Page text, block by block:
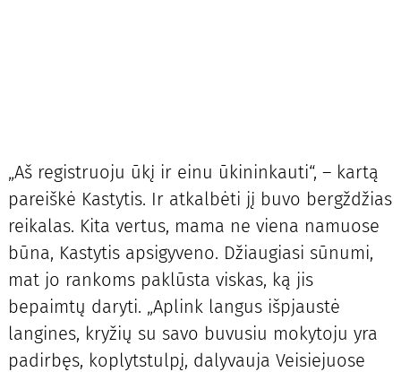
„Aš registruoju ūkį ir einu ūkininkauti“, – kartą
pareiškė Kastytis. Ir atkalbėti jį buvo bergždžias
reikalas. Kita vertus, mama ne viena namuose
būna, Kastytis apsigyveno. Džiaugiasi sūnumi,
mat jo rankoms paklūsta viskas, ką jis
bepaimtų daryti. „Aplink langus išpjaustė
langines, kryžių su savo buvusiu mokytoju yra
padirbęs, koplytstulpį, dalyvauja Veisiejuose